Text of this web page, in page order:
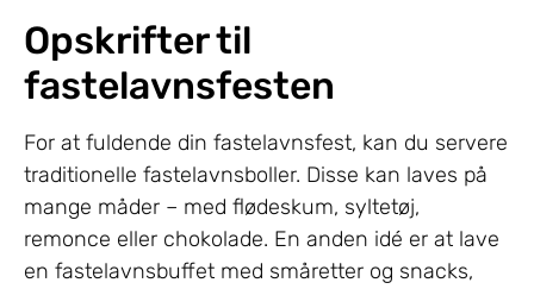
Opskrifter til
fastelavnsfesten
For at fuldende din fastelavnsfest, kan du servere
traditionelle fastelavnsboller. Disse kan laves på
mange måder – med flødeskum, syltetøj,
remonce eller chokolade. En anden idé er at lave
en fastelavnsbuffet med småretter og snacks,